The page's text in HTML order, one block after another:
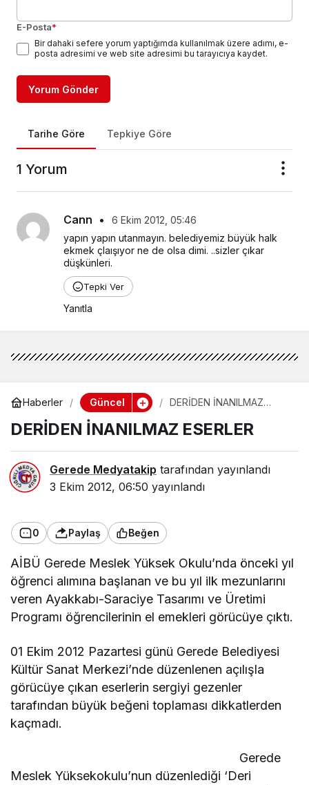
E-Posta*
Bir dahaki sefere yorum yaptığımda kullanılmak üzere adımı, e-
posta adresimi ve web site adresimi bu tarayıcıya kaydet.
Yorum Gönder
Tarihe Göre Tepkiye Göre
1 Yorum
Cann •
6 Ekim 2012, 05:46
yapın yapın utanmayın. belediyemiz büyük halk
ekmek çlaışıyor ne de olsa dimi. ..sizler çıkar
düşkünleri.
Tepki Ver
Yanıtla
Haberler Güncel
DERİDEN İNANILMAZ
DERİDEN İNANILMAZ ESERLER
Gerede Medyatakip tarafından yayınlandı
3 Ekim 2012, 06:50 yayınlandı
0 Paylaş Beğen
AİBÜ Gerede Meslek Yüksek Okulu’nda önceki yıl
öğrenci alımına başlanan ve bu yıl ilk mezunlarını
veren Ayakkabı-Saraciye Tasarımı ve Üretimi
Programı öğrencilerinin el emekleri görücüye çıktı.
01 Ekim 2012 Pazartesi günü Gerede Belediyesi
Kültür Sanat Merkezi’nde düzenlenen açılışla
görücüye çıkan eserlerin sergiyi gezenler
tarafından büyük beğeni toplaması dikkatlerden
kaçmadı.
Gerede
Meslek Yüksekokulu’nun düzenlediği ‘Deri